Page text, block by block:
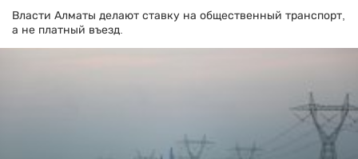
Власти Алматы делают ставку на общественный транспорт,
а не платный въезд.